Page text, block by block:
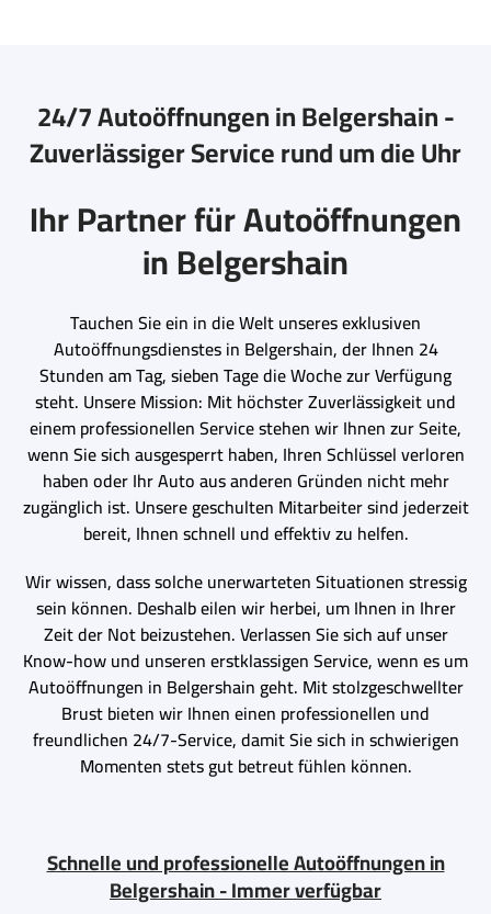
24/7 Autoöffnungen in Belgershain -
Zuverlässiger Service rund um die Uhr
Ihr Partner für Autoöffnungen
in Belgershain
Tauchen Sie ein in die Welt unseres exklusiven
Autoöffnungsdienstes in Belgershain, der Ihnen 24
Stunden am Tag, sieben Tage die Woche zur Verfügung
steht. Unsere Mission: Mit höchster Zuverlässigkeit und
einem professionellen Service stehen wir Ihnen zur Seite,
wenn Sie sich ausgesperrt haben, Ihren Schlüssel verloren
haben oder Ihr Auto aus anderen Gründen nicht mehr
zugänglich ist. Unsere geschulten Mitarbeiter sind jederzeit
bereit, Ihnen schnell und effektiv zu helfen.
Wir wissen, dass solche unerwarteten Situationen stressig
sein können. Deshalb eilen wir herbei, um Ihnen in Ihrer
Zeit der Not beizustehen. Verlassen Sie sich auf unser
Know-how und unseren erstklassigen Service, wenn es um
Autoöffnungen in Belgershain geht. Mit stolzgeschwellter
Brust bieten wir Ihnen einen professionellen und
freundlichen 24/7-Service, damit Sie sich in schwierigen
Momenten stets gut betreut fühlen können.
Schnelle und professionelle Autoöffnungen in
Belgershain - Immer verfügbar